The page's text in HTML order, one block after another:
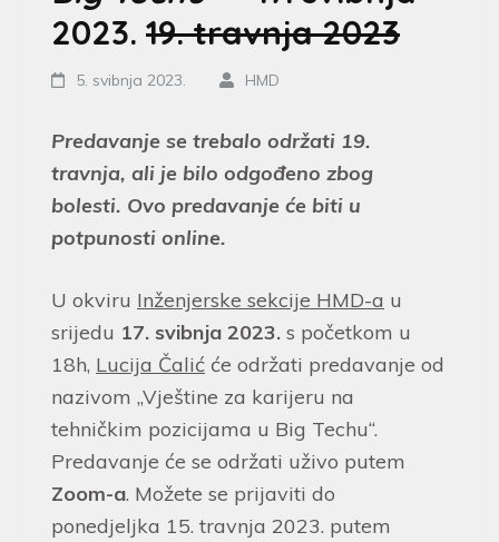
2023. 19. travnja 2023
5. svibnja 2023. HMD
Predavanje se trebalo održati 19.
travnja, ali je bilo odgođeno zbog
bolesti. Ovo predavanje će biti u
potpunosti online.
U okviru Inženjerske sekcije HMD-a u
srijedu 17. svibnja 2023. s početkom u
18h, Lucija Čalić će održati predavanje od
nazivom „Vještine za karijeru na
tehničkim pozicijama u Big Techu“.
Predavanje će se održati uživo putem
Zoom-a. Možete se prijaviti do
ponedjeljka 15. travnja 2023. putem